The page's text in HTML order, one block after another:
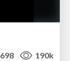
698 190k